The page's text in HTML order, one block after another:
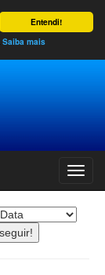
Entendi!
Saiba mais